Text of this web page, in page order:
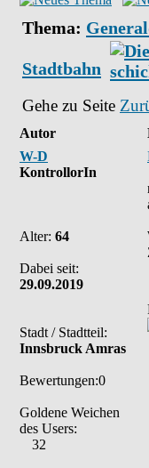
Thema:
Stadtbahn
Gehe zu Seite
Autor
W-D
KontrollorIn
Alter: 64
Dabei seit:
29.09.2019
Stadt / Stadtteil:
Innsbruck Amras
Bewertungen:0
Goldene Weichen
des Users:
32